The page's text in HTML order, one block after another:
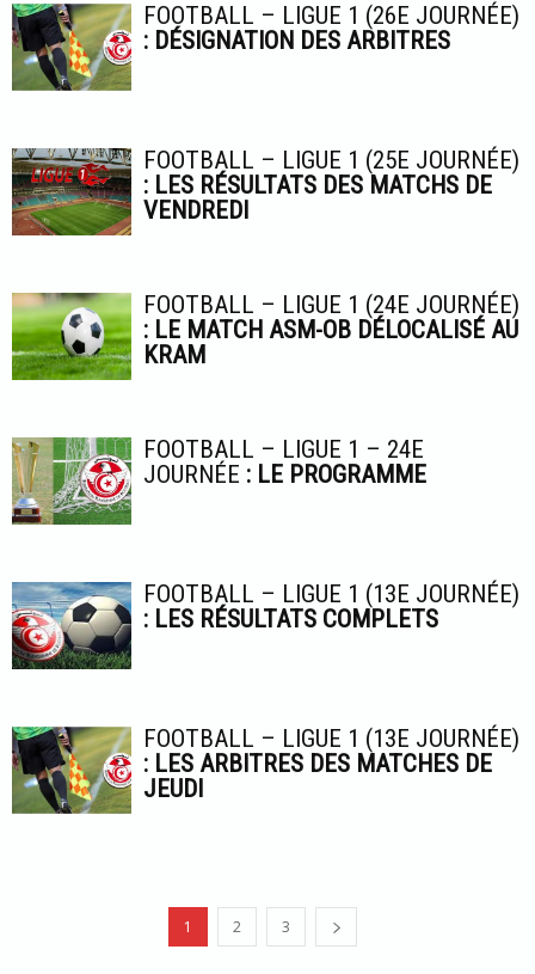
FOOTBALL – LIGUE 1 (26E JOURNÉE)
: DÉSIGNATION DES ARBITRES
FOOTBALL – LIGUE 1 (25E JOURNÉE)
: LES RÉSULTATS DES MATCHS DE
VENDREDI
FOOTBALL – LIGUE 1 (24E JOURNÉE)
: LE MATCH ASM-OB DÉLOCALISÉ AU
KRAM
FOOTBALL – LIGUE 1 – 24E
JOURNÉE : LE PROGRAMME
FOOTBALL – LIGUE 1 (13E JOURNÉE)
: LES RÉSULTATS COMPLETS
FOOTBALL – LIGUE 1 (13E JOURNÉE)
: LES ARBITRES DES MATCHES DE
JEUDI
1 2 3